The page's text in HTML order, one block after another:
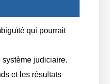
qui pourrait
système judiciaire.
et les résultats